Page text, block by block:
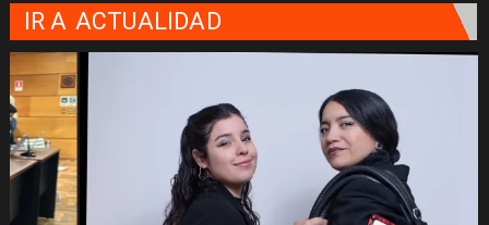
IR A ACTUALIDAD